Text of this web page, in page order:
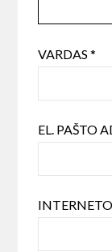
VARDAS*
EL. PAŠTO